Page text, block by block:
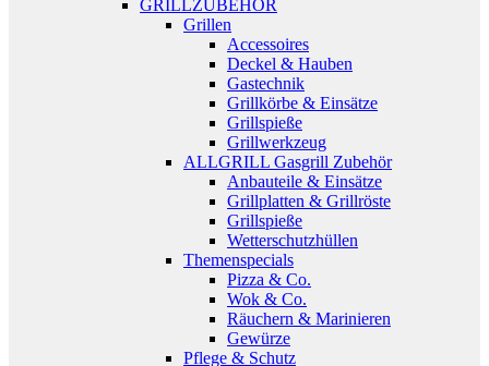
GRILLZUBEHÖR
Grillen
Accessoires
Deckel & Hauben
Gastechnik
Grillkörbe & Einsätze
Grillspieße
Grillwerkzeug
ALLGRILL Gasgrill Zubehör
Anbauteile & Einsätze
Grillplatten & Grillröste
Grillspieße
Wetterschutzhüllen
Themenspecials
Pizza & Co.
Wok & Co.
Räuchern & Marinieren
Gewürze
Pflege & Schutz